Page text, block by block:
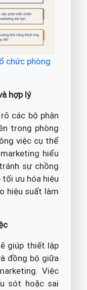
chức phòng
hợp lý
các bộ phận
trong phòng
việc cụ thể
hiểu
sự chồng
ưu hóa hiệu
hiệu suất làm
giúp thiết lập
đồng bộ giữa
Việc
sót hoặc sai